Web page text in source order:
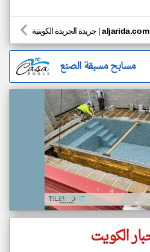
جريدة الجريدة الكويتية |aljarida.com
مسابح مسبقة الصنع
الكويت